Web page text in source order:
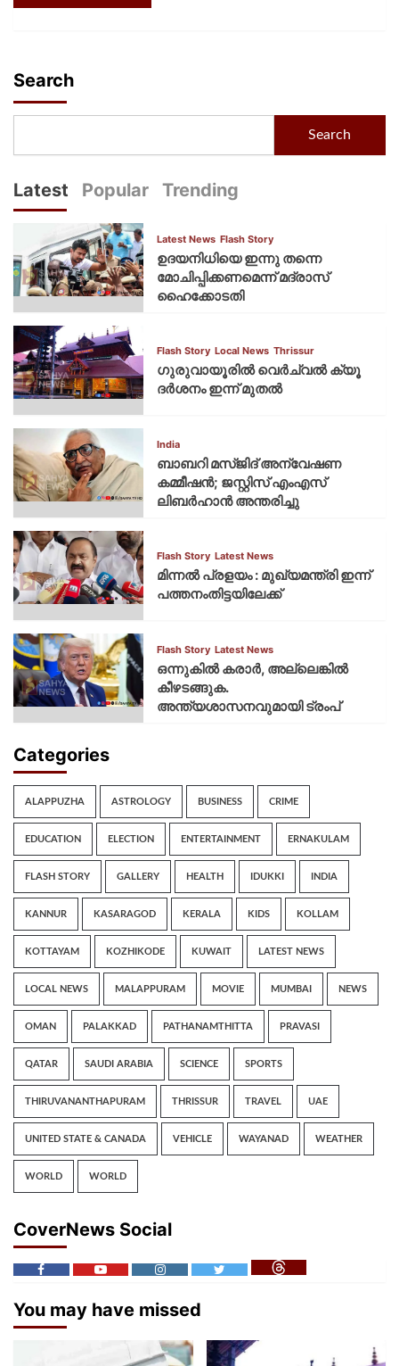
Search
Search
Latest Popular Trending
Latest News Flash Story
ഉദയനിധിയെ ഇന്നു തന്നെ
മോചിപ്പിക്കണമെന്ന് മദ്രാസ്
ഹൈക്കോടതി
Flash Story Local News Thrissur
ഗുരുവായൂരില്‍ വെര്‍ച്വല്‍ ക്യൂ
ദര്‍ശനം ഇന്ന് മുതല്‍
India
ബാബറി മസ്ജിദ് അന്വേഷണ
കമ്മീഷന്‍; ജസ്റ്റിസ് എംഎസ്
ലിബര്‍ഹാന്‍ അന്തരിച്ചു
Flash Story Latest News
മിന്നല്‍ പ്രളയം : മുഖ്യമന്ത്രി ഇന്ന്
പത്തനംതിട്ടയിലേക്ക്
Flash Story Latest News
ഒന്നുകില്‍ കരാര്‍, അല്ലെങ്കില്‍
കീഴടങ്ങുക.
അന്ത്യശാസനവുമായി ട്രംപ്
Categories
ALAPPUZHA ASTROLOGY BUSINESS CRIME
EDUCATION ELECTION ENTERTAINMENT ERNAKULAM
FLASH STORY GALLERY HEALTH IDUKKI INDIA
KANNUR KASARAGOD KERALA KIDS KOLLAM
KOTTAYAM KOZHIKODE KUWAIT LATEST NEWS
LOCAL NEWS MALAPPURAM MOVIE MUMBAI NEWS
OMAN PALAKKAD PATHANAMTHITTA PRAVASI
QATAR SAUDI ARABIA SCIENCE SPORTS
THIRUVANANTHAPURAM THRISSUR TRAVEL UAE
UNITED STATE & CANADA VEHICLE WAYANAD WEATHER
WORLD WORLD
CoverNews Social
You may have missed